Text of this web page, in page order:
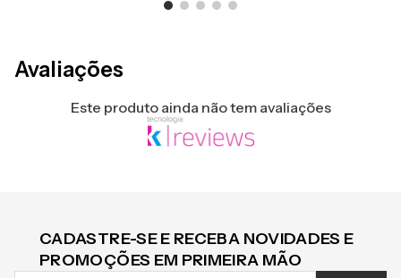
Avaliações
Este produto ainda não tem avaliações
CADASTRE-SE E RECEBA NOVIDADES E
PROMOÇÕES EM PRIMEIRA MÃO